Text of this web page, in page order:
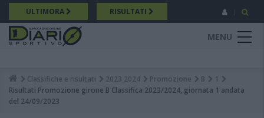
Salta
al
contenuto
principale
ULTIMORA RISULTATI
MENU
Breadcrumb
Classifiche e risultati 2023 2024 Promozione B
1
Risultati Promozione girone B Classifica 2023/2024, giornata 1 andata
del 24/09/2023